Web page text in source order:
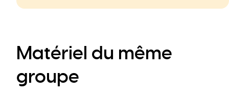
Matériel du même
groupe